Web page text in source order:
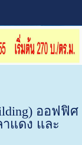
ออฟฟิศ
แดง และ